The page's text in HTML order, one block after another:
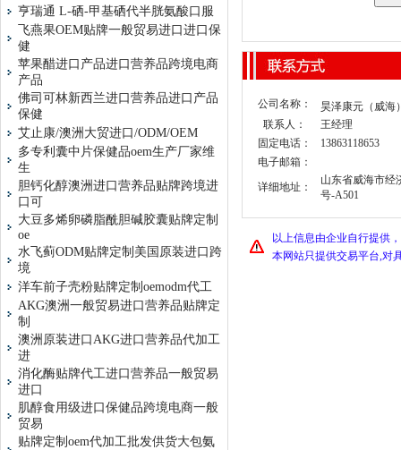
亨瑞通 L-硒-甲基硒代半胱氨酸口服
飞燕果OEM贴牌一般贸易进口进口保
健
苹果醋进口产品进口营养品跨境电商
产品
佛司可林新西兰进口营养品进口产品
保健
艾止康/澳洲大贸进口/ODM/OEM
多专利囊中片保健品oem生产厂家维
生
胆钙化醇澳洲进口营养品贴牌跨境进
口可
大豆多烯卵磷脂酰胆碱胶囊贴牌定制
oe
水飞蓟ODM贴牌定制美国原装进口跨
境
洋车前子壳粉贴牌定制oemodm代工
AKG澳洲一般贸易进口营养品贴牌定
制
澳洲原装进口AKG进口营养品代加工
进
消化酶贴牌代工进口营养品一般贸易
进口
肌醇食用级进口保健品跨境电商一般
贸易
贴牌定制oem代加工批发供货大包氨
公司名称：
昊泽康元（威海
联系人：
王经理
固定电话：
13863118653
电子邮箱：
详细地址：
山东省威海市经
号-A501
以上信息由企业自行提供
本网站只提供交易平台,对